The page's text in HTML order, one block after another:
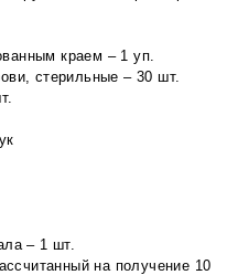
краем – 1 уп.
стерильные – 30 шт.
– 1 шт.
на получение 10